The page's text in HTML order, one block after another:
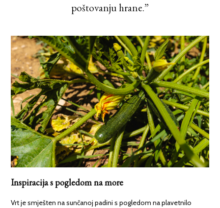
poštovanju hrane.”
Inspiracija s pogledom na more
Vrt je smješten na sunčanoj padini s pogledom na plavetnilo